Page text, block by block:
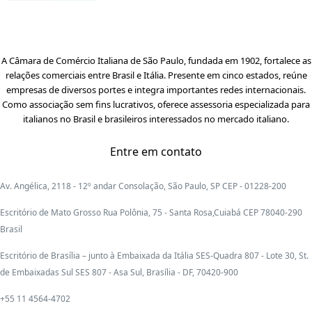
A Câmara de Comércio Italiana de São Paulo, fundada em 1902, fortalece as
relações comerciais entre Brasil e Itália. Presente em cinco estados, reúne
empresas de diversos portes e integra importantes redes internacionais.
Como associação sem fins lucrativos, oferece assessoria especializada para
italianos no Brasil e brasileiros interessados no mercado italiano.
Entre em contato
Av. Angélica, 2118 - 12º andar Consolação, São Paulo, SP CEP - 01228-200
Escritório de Mato Grosso Rua Polônia, 75 - Santa Rosa,Cuiabá CEP 78040-290
Brasil
Escritório de Brasília – junto à Embaixada da Itália SES-Quadra 807 - Lote 30, St.
de Embaixadas Sul SES 807 - Asa Sul, Brasília - DF, 70420-900
+55 11 4564-4702